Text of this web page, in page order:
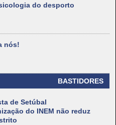
do desporto
nós!
BASTIDORES
de Setúbal
do INEM não reduz